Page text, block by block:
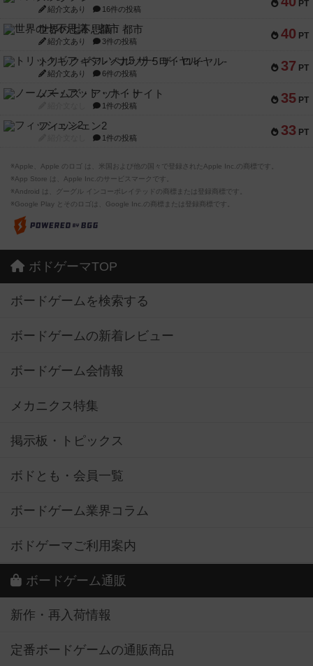
PT
紹介文あり 16件の投稿
40 PT
世界の七不思議：都市
紹介文あり 3件の投稿
37 PT
トリックギア - ペルソナ5 ザ・ロイヤル-
紹介文あり 6件の投稿
35 PT
ノームズ・アット・ナイト
1件の投稿
33 PT
フィッシェン2
1件の投稿
※Apple、Apple のロゴ は、米国および他の国々で登録されたApple Inc.の商標です。
※App Store は、Apple Inc.のサービスマークです。
※Android は、グーグル インコーポレイテッドの商標または登録商標です。
※Google Play とそのロゴは、Google Inc.の商標または登録商標です。
ボドゲーマTOP
ボードゲームを検索する
ボードゲームの新着レビュー
ボードゲーム会情報
メカニクス特集
掲示板・トピックス
ボドとも・会員一覧
ボードゲーム業界コラム
ボドゲーマご利用案内
ボードゲーム通販
新作・再入荷情報
定番ボードゲームの通販商品